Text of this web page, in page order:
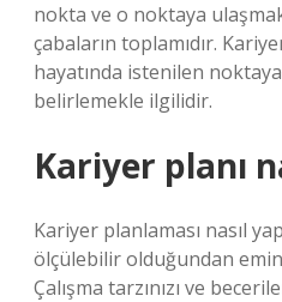
nokta ve o noktaya
çabaların toplamıdır.
hayatında istenilen
belirlemekle ilgilidir.
Kariyer planı
Kariyer planlaması nasıl
ölçülebilir olduğundan
Çalışma tarzınızı ve